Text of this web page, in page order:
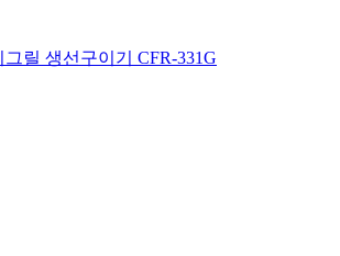
릴 생선구이기 CFR-331G